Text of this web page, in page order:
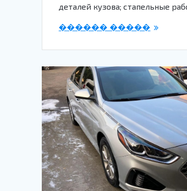
деталей кузова; стапельные
������ �����